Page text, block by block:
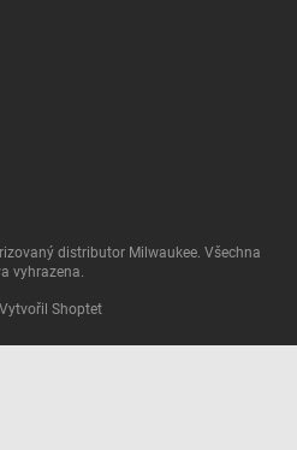
Vytvořil Shoptet
distributor Milwaukee. Všechna
vyhrazena.